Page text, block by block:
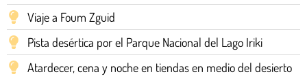
Viaje a Foum Zguid
Pista desértica por el Parque Nacional del Lago Iriki
Atardecer, cena y noche en tiendas en medio del desierto